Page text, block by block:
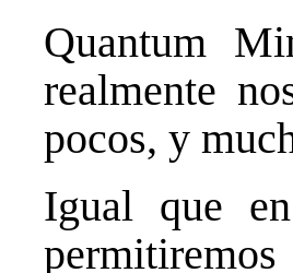
Quantum
realmente
pocos, y
Igual que